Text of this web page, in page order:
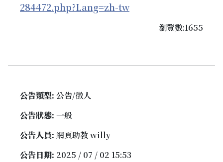
284472.php?Lang=zh-tw
瀏覽數:1655
公告類型: 公告/徵人
公告狀態: 一般
公告人員: 網頁助教 willy
公告日期: 2025 / 07 / 02 15:53